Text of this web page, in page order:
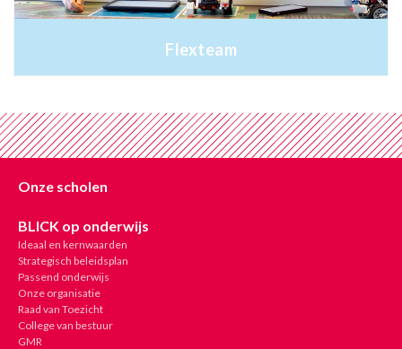
Flexteam
Onze scholen
BLICK op onderwijs
Ideaal en kernwaarden
Strategisch beleidsplan
Passend onderwijs
Onze organisatie
Raad van Toezicht
College van bestuur
GMR